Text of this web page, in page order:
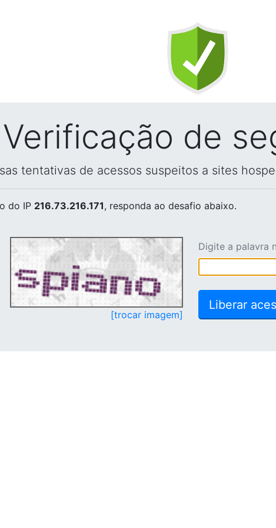
Verificação de
tentativas de acessos suspeitos a sites
do IP 216.73.216.171, responda ao desafio abaixo.
[trocar imagem]
Digite a palavra